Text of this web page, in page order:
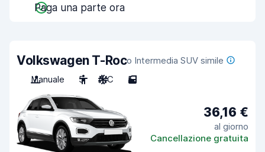
Paga una parte ora
Volkswagen T-Roco Intermedia SUV simile
Manuale
5 A/C 5
36,16 €
al giorno
Cancellazione gratuita